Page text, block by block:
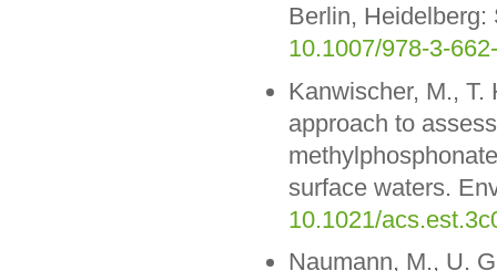
Berlin,
10.1007/978-3-
Kanwischer, M.,
approach to
surface waters.
10.1021/
Naumann, M., U.